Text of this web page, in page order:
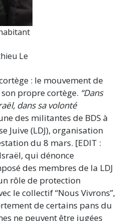
Le
: le mouvement de
propre cortège. “Dans
dans sa volonté
des militantes de BDS à
Juive (LDJ), organisation
du 8 mars. [EDIT :
qui dénonce
des membres de la LDJ
rôle de protection
le collectif “Nous Vivrons”,
de certains pans du
ne peuvent être jugées